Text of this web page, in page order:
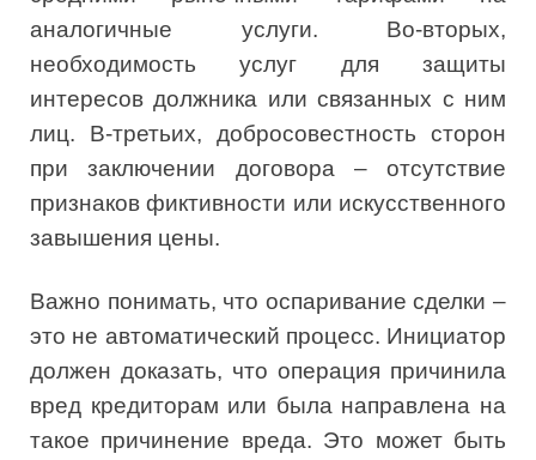
аналогичные услуги. Во-вторых,
необходимость услуг для защиты
интересов должника или связанных с ним
лиц. В-третьих, добросовестность сторон
при заключении договора – отсутствие
признаков фиктивности или искусственного
завышения цены.
Важно понимать, что оспаривание сделки –
это не автоматический процесс. Инициатор
должен доказать, что операция причинила
вред кредиторам или была направлена на
такое причинение вреда. Это может быть